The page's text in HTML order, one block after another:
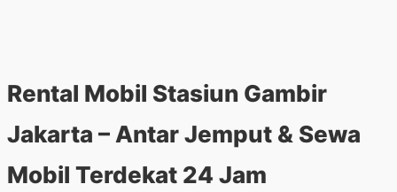
Rental Mobil Stasiun Gambir
Jakarta – Antar Jemput & Sewa
Mobil Terdekat 24 Jam